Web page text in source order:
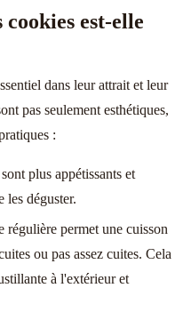
est-elle
dans leur attrait et leur
pas seulement esthétiques,
:
plus appétissants et
les déguster.
régulière permet une cuisson
ou pas assez cuites. Cela
à l'extérieur et